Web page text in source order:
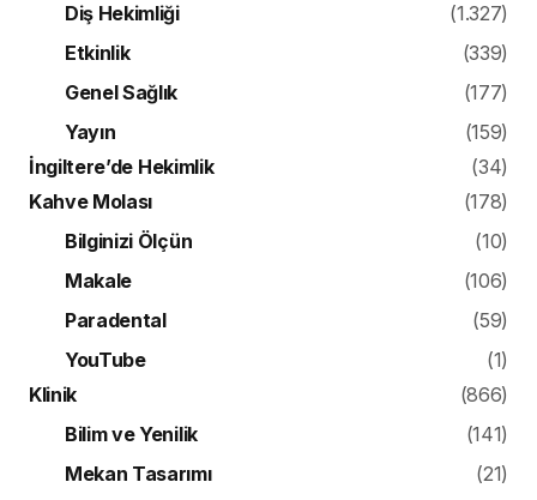
Diş Hekimliği
(1.327)
Etkinlik
(339)
Genel Sağlık
(177)
Yayın
(159)
İngiltere’de Hekimlik
(34)
Kahve Molası
(178)
Bilginizi Ölçün
(10)
Makale
(106)
Paradental
(59)
YouTube
(1)
Klinik
(866)
Bilim ve Yenilik
(141)
Mekan Tasarımı
(21)